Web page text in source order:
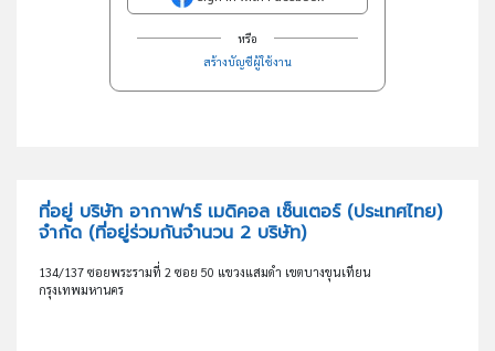
หรือ
สร้างบัญชีผู้ใช้งาน
ที่อยู่ บริษัท อากาฟาร์ เมดิคอล เซ็นเตอร์ (ประเทศไทย)
จำกัด (ที่อยู่ร่วมกันจำนวน 2 บริษัท)
134/137 ซอยพระรามที่ 2 ซอย 50 แขวงแสมดำ เขตบางขุนเทียน
กรุงเทพมหานคร